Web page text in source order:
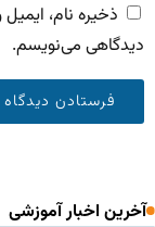
ذخیره نام،
دیدگاهی می‌نویسم.
آخرین اخبار آموزشی